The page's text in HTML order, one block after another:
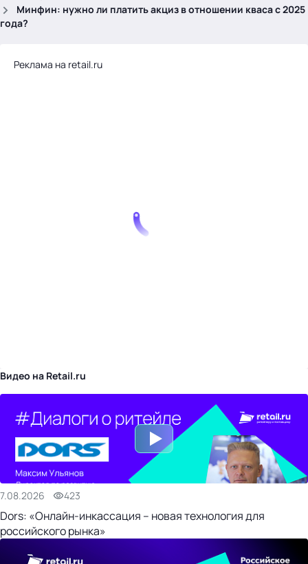
Минфин: нужно ли платить акциз в отношении кваса с 2025
года?
Реклама на retail.ru
Видео на Retail.ru
7.08.2026 423
Dors: «Онлайн-инкассация – новая технология для
российского рынка»